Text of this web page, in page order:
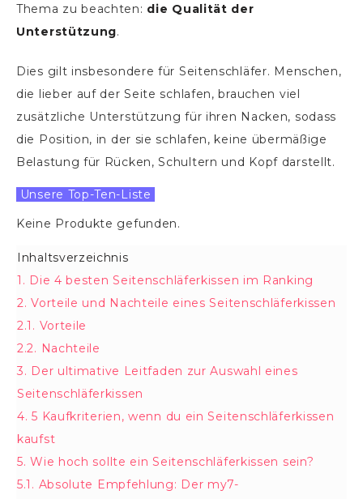
Thema zu beachten: die Qualität der
Unterstützung.
Dies gilt insbesondere für Seitenschläfer. Menschen,
die lieber auf der Seite schlafen, brauchen viel
zusätzliche Unterstützung für ihren Nacken, sodass
die Position, in der sie schlafen, keine übermäßige
Belastung für Rücken, Schultern und Kopf darstellt.
Unsere Top-Ten-Liste
Keine Produkte gefunden.
Inhaltsverzeichnis
1. Die 4 besten Seitenschläferkissen im Ranking
2. Vorteile und Nachteile eines Seitenschläferkissen
2.1. Vorteile
2.2. Nachteile
3. Der ultimative Leitfaden zur Auswahl eines
Seitenschläferkissen
4. 5 Kaufkriterien, wenn du ein Seitenschläferkissen
kaufst
5. Wie hoch sollte ein Seitenschläferkissen sein?
5.1. Absolute Empfehlung: Der my7-